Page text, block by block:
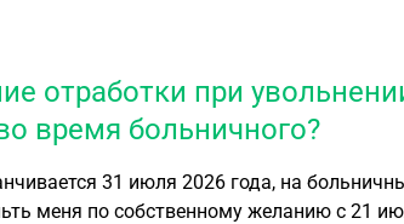
отработки при
время больничного?